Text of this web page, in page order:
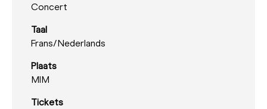
Concert
Taal
Frans/Nederlands
Plaats
MIM
Tickets